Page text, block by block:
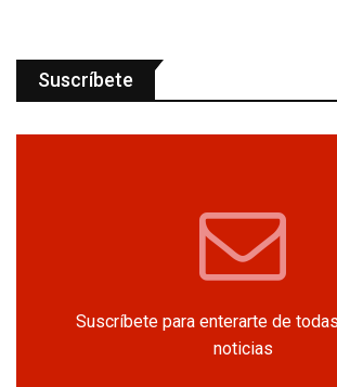
Suscríbete
Suscríbete para enterarte de
noticias